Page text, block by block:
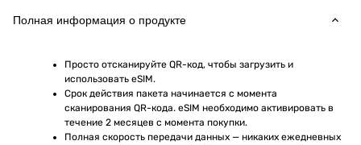
Полная информация о продукте
Просто отсканируйте QR-код, чтобы загрузить и
использовать eSIM.
Срок действия пакета начинается с момента
сканирования QR-кода. eSIM необходимо активировать в
течение 2 месяцев с момента покупки.
Полная скорость передачи данных — никаких ежедневных